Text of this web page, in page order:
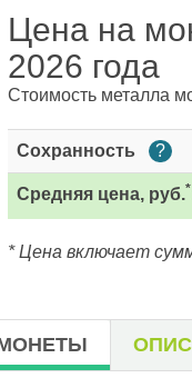
Цена на
2026 года
Стоимость металла
Сохранность ?
Средняя цена, руб.*
* Цена включает